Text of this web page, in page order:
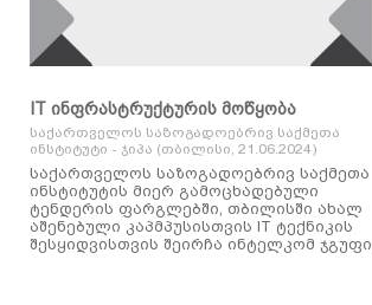
IT ინფრასტრუქტურის მოწყობა
საქართველოს საზოგადოებრივ საქმეთა
ინსტიტუტი - ჯიპა (თბილისი, 21.06.2024)
საქართველოს საზოგადოებრივ საქმეთა
ინსტიტუტის მიერ გამოცხადებული
ტენდერის ფარგლებში, თბილისში ახალ
აშენებული კაპმპუსისთვის IT ტექნიკის
შესყიდვისთვის შეირჩა ინტელკომ ჯგუფი.